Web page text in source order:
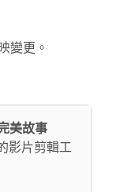
變更。
美故事
影片剪輯工